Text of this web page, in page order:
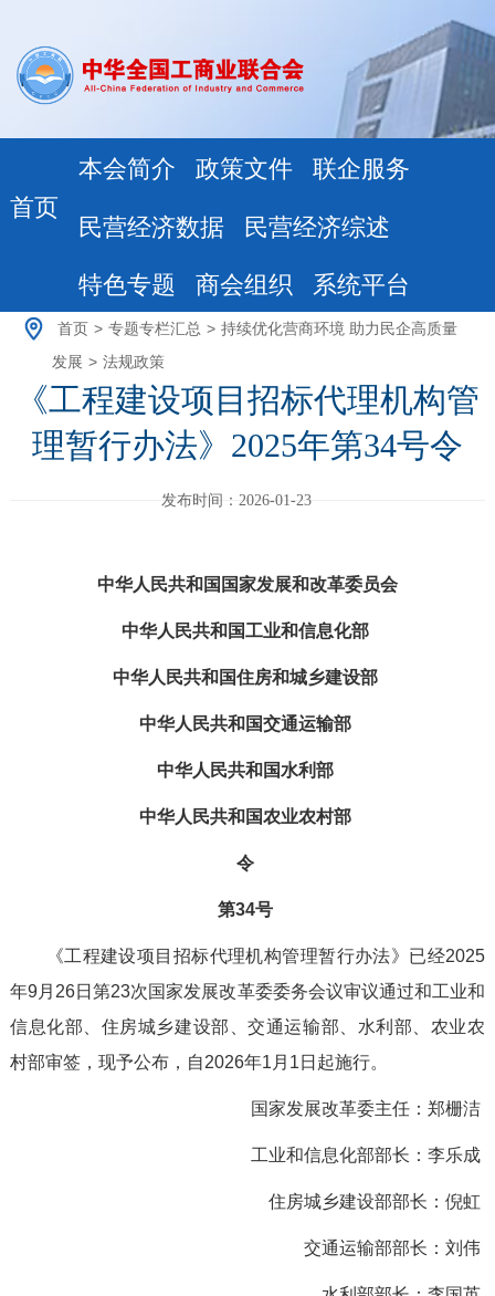
首页
本会简介 政策文件 联企服务
民营经济数据 民营经济综述
特色专题 商会组织 系统平台
首页 > 专题专栏汇总 > 持续优化营商环境 助力民企高质量
发展 > 法规政策
《工程建设项目招标代理机构管
理暂行办法》2025年第34号令
发布时间：2026-01-23
中华人民共和国国家发展和改革委员会
中华人民共和国工业和信息化部
中华人民共和国住房和城乡建设部
中华人民共和国交通运输部
中华人民共和国水利部
中华人民共和国农业农村部
令
第34号
《工程建设项目招标代理机构管理暂行办法》 已经2025
年9月 26日第23次国家发展改革委委务会议审议通过和工业和
信息化部、住房城乡建设部、交通运输部、水利部、农业农
村部审签，现予公布，自2026年1 月 1 日起施行。
国家发展改革委主任：郑栅洁
工业和信息化部部长：李乐成
住房城乡建设部部长：倪虹
交通运输部部长：刘伟